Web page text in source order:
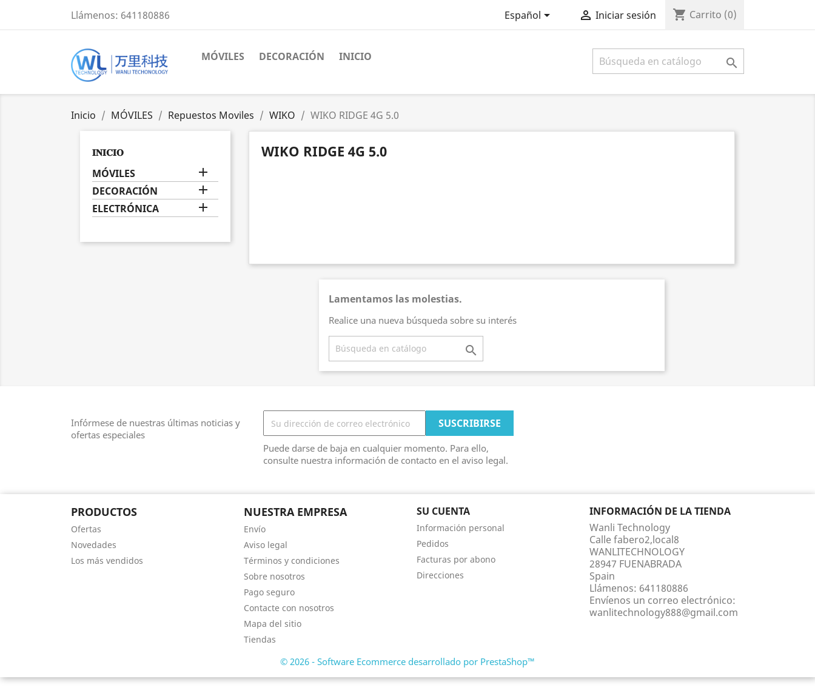
Llámenos: 641180886 Español  Iniciar sesión shopping_cart Carrito (0)
MÓVILES DECORACIÓN INICIO 
Inicio MÓVILES Repuestos Moviles WIKO WIKO RIDGE 4G 5.0
𝐈𝐍𝐈𝐂𝐈𝐎
MÓVILES 
DECORACIÓN 
ELECTRÓNICA 
WIKO RIDGE 4G 5.0
Lamentamos las molestias.
Realice una nueva búsqueda sobre su interés

Infórmese de nuestras últimas noticias y
ofertas especiales
Puede darse de baja en cualquier momento. Para ello,
consulte nuestra información de contacto en el aviso legal.
PRODUCTOS
Ofertas
Novedades
Los más vendidos
NUESTRA EMPRESA
Envío
Aviso legal
Términos y condiciones
Sobre nosotros
Pago seguro
Contacte con nosotros
Mapa del sitio
Tiendas
SU CUENTA
Información personal
Pedidos
Facturas por abono
Direcciones
INFORMACIÓN DE LA TIENDA
Wanli Technology
Calle fabero2,local8
WANLITECHNOLOGY
28947 FUENABRADA
Spain
Llámenos: 641180886
Envíenos un correo electrónico:
wanlitechnology888@gmail.com
© 2026 - Software Ecommerce desarrollado por PrestaShop™